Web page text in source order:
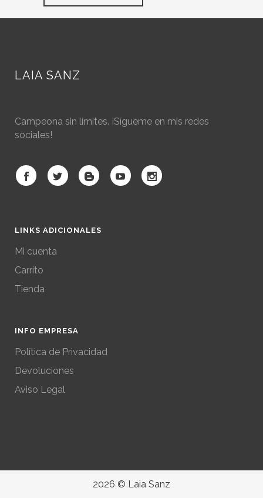
LAIA SANZ
Campeona sin límites. ¡Sígueme en mis redes
sociales!
LINKS ADICIONALES
Mi cuenta
Carrito
Tienda
INFO EMPRESA
Política de Privacidad
Devoluciones
Aviso Legal
2026 © Laia Sanz